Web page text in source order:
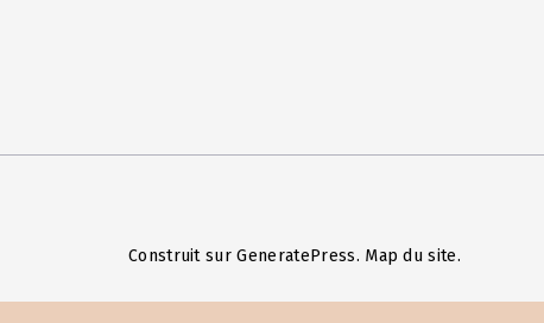
Construit surGeneratePress. Map du site.